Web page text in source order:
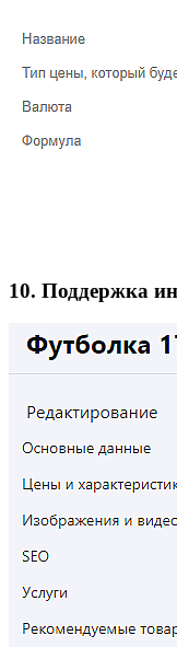
10. Поддержка